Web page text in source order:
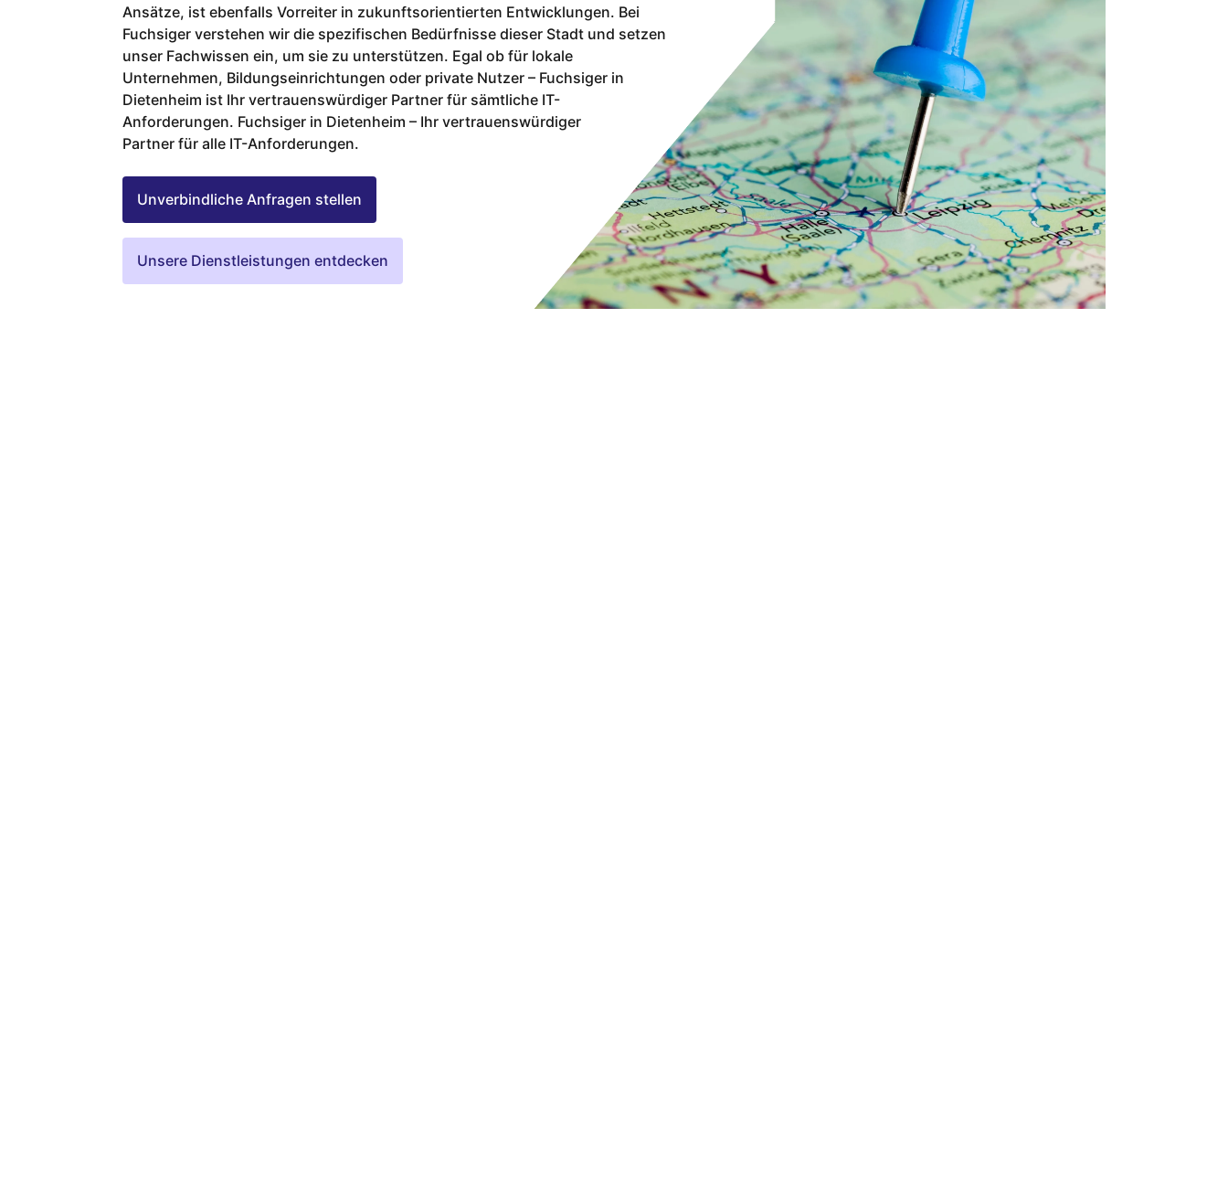
Ansätze, ist ebenfalls Vorreiter in zukunftsorientierten Entwicklungen. Bei
Fuchsiger verstehen wir die spezifischen Bedürfnisse dieser Stadt und setzen
unser Fachwissen ein, um sie zu unterstützen. Egal ob für lokale
Unternehmen, Bildungseinrichtungen oder private Nutzer – Fuchsiger in
Dietenheim ist Ihr vertrauenswürdiger Partner für sämtliche IT-
Anforderungen. Fuchsiger in Dietenheim – Ihr vertrauenswürdiger
Partner für alle IT-Anforderungen.
Unverbindliche Anfragen stellen
Unsere Dienstleistungen entdecken